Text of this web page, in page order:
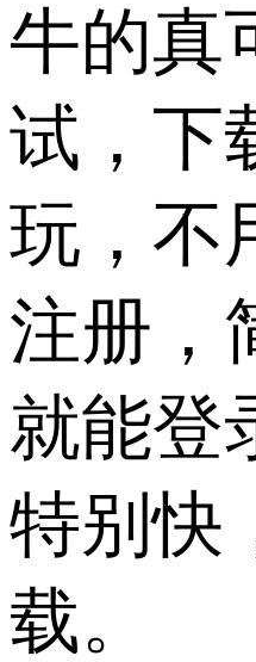
牛的真
试，下
玩，不
注册，
就能登
特别快
载。